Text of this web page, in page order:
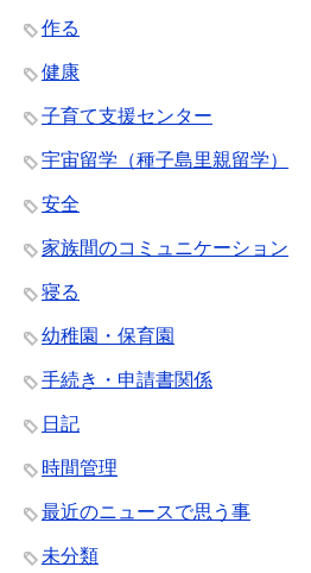
作る
健康
子育て支援センター
宇宙留学（種子島里親留学）
安全
家族間のコミュニケーション
寝る
幼稚園・保育園
手続き・申請書関係
日記
時間管理
最近のニュースで思う事
未分類